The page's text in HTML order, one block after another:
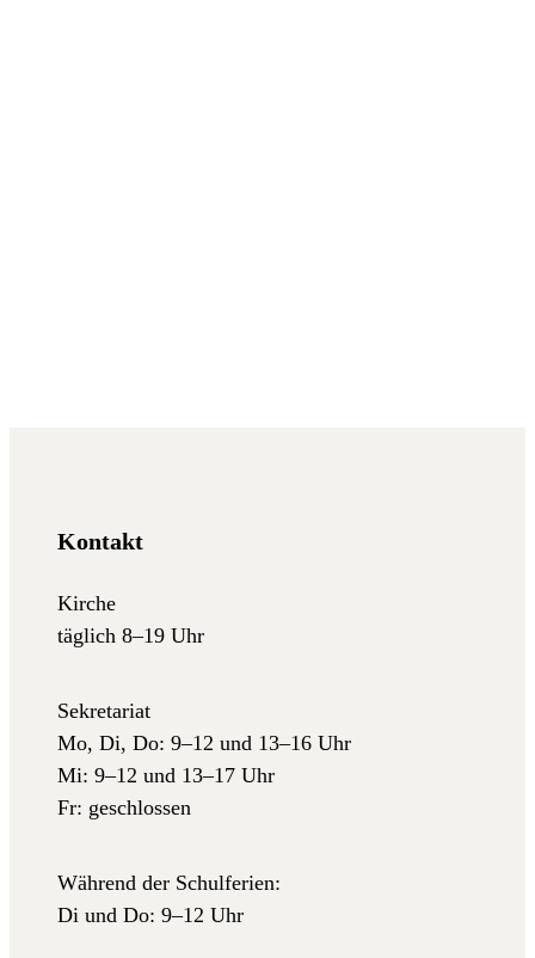
Kontakt
Kirche
täglich 8–19 Uhr
Sekretariat
Mo, Di, Do: 9–12 und 13–16 Uhr
Mi: 9–12 und 13–17 Uhr
Fr: geschlossen
Während der Schulferien:
Di und Do: 9–12 Uhr